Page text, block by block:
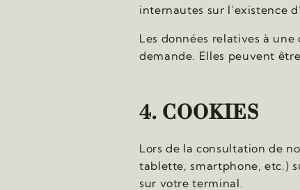
internautes sur l’existence
Les données relatives à
demande. Elles peuvent
4. COOKIES
Lors de la consultation de
tablette, smartphone, etc.)
sur votre terminal.